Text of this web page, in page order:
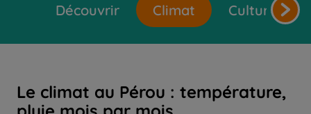
Découvrir Climat Cultures et
Le climat au Pérou : température,